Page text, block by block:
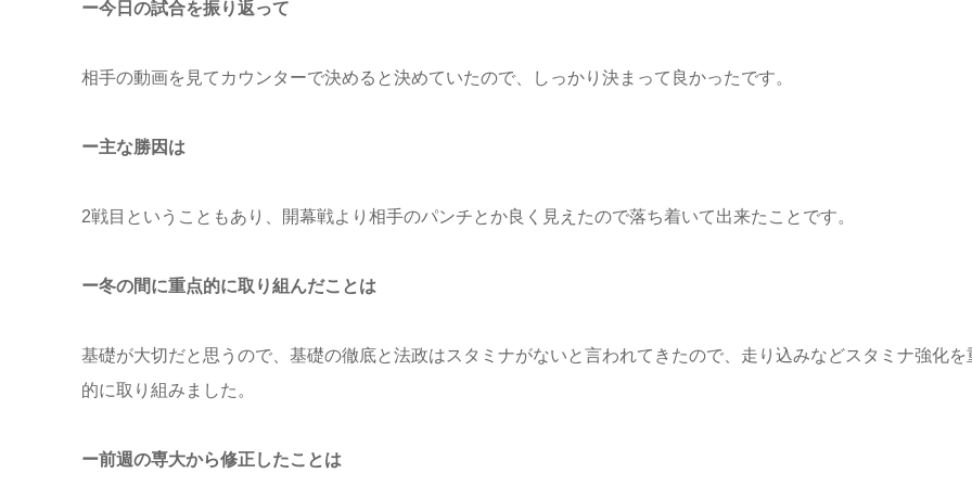
ー今日の試合を振り返って
相手の動画を見てカウンターで決めると決めていたので、しっかり決まって良かったです。
ー主な勝因は
2戦目ということもあり、開幕戦より相手のパンチとか良く見えたので落ち着いて出来たことです。
ー冬の間に重点的に取り組んだことは
基礎が大切だと思うので、基礎の徹底と法政はスタミナがないと言われてきたので、走り込みなどスタミナ強化を
的に取り組みました。
ー前週の専大から修正したことは